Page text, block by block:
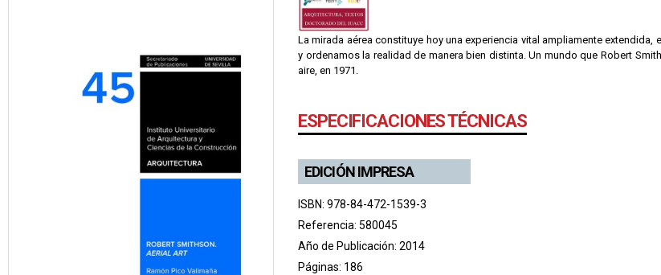
La mirada aérea constituye hoy una experiencia vital ampliamente
y ordenamos la realidad de manera bien distinta. Un mundo que Robert
aire, en 1971.
ESPECIFICACIONES TÉCNICAS
EDICIÓN IMPRESA
ISBN: 978-84-472-1539-3
Referencia: 580045
Año de Publicación: 2014
Páginas: 186